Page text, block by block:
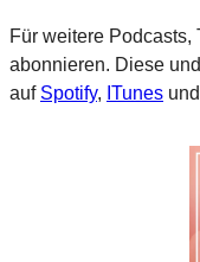
Für weitere
abonnieren. Diese
auf Spotify, ITunes und